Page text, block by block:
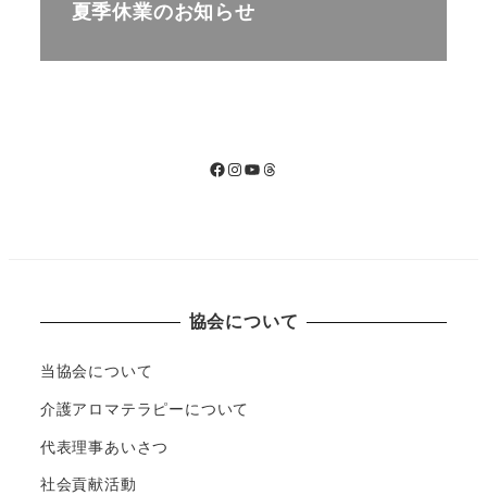
夏季休業のお知らせ
Facebook Instagram YouTube Threads
協会について
当協会について
介護アロマテラピーについて
代表理事あいさつ
社会貢献活動